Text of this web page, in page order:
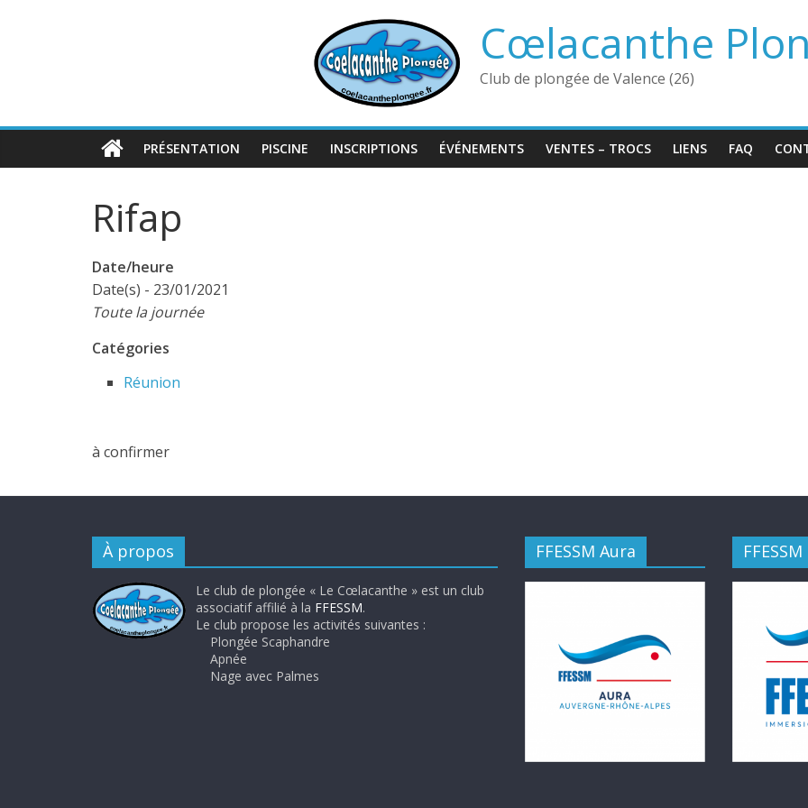
Cœlacanthe
Club de plongée de Valence (26)
PRÉSENTATION PISCINE INSCRIPTIONS ÉVÉNEMENTS VENTES – TROCS LIENS FAQ
Rifap
Date/heure
Date(s) - 23/01/2021
Toute la journée
Catégories
Réunion
à confirmer
À propos
Le club de plongée « Le Cœlacanthe » est un club
associatif affilié à la FFESSM.
Le club propose les activités suivantes :
Plongée Scaphandre
Apnée
Nage avec Palmes
FFESSM Aura FFESSM